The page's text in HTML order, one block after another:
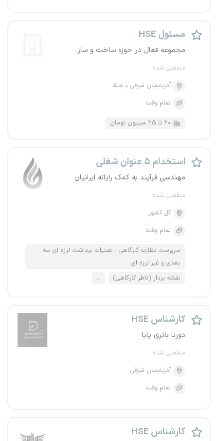
مسئول HSE
مجموعه فعال در حوزه ساخت و ساز
منقضی شده
آذربایجان شرقی
جلفا
تمام وقت
۲۰ تا ۲۵ میلیون تومان
استخدام ۵ عنوان شغلی
مهندسی فرآیند به کمک رایانه ایرانیان
منقضی شده
کل کشور
تمام وقت
سرپرست نظارت کارگاهی - عملیات برداشت لرزه ای سه
بعدی و غیر لرزه ای
نقشه بردار (ناظر کارگاهی)
...
کارشناس HSE
دورنا باتری پایا
منقضی شده
آذربایجان شرقی
تمام وقت
کارشناس HSE